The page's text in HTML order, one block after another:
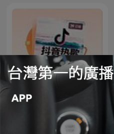
抖音热歌排行榜精选千首合
辑|最好听热门歌单